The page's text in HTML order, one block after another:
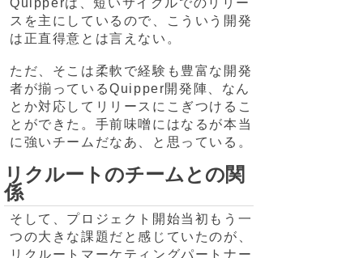
Quipperは、短いサイクルでのリリー
スを主にしているので、こういう開発
は正直得意とは言えない。
ただ、そこは柔軟で経験も豊富な開発
者が揃っているQuipper開発陣、なん
とか対応してリリースにこぎつけるこ
とができた。手前味噌にはなるが本当
に強いチームだなあ、と思っている。
リクルートのチームとの関
係
そして、プロジェクト開始当初もう一
つの大きな課題だと感じていたのが、
リクルートマーケティングパートナー